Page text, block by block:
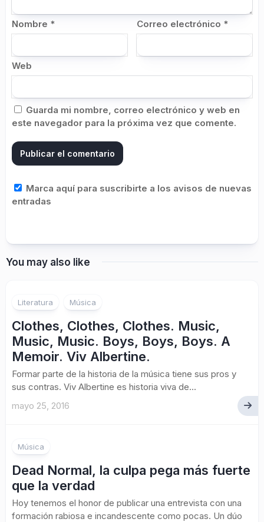
Nombre * Correo electrónico *
Web
Guarda mi nombre, correo electrónico y web en
este navegador para la próxima vez que comente.
Marca aquí para suscribirte a los avisos de nuevas
entradas
You may also like
Literatura Música
Clothes, Clothes, Clothes. Music,
Music, Music. Boys, Boys, Boys. A
Memoir. Viv Albertine.
Formar parte de la historia de la música tiene sus pros y
sus contras. Viv Albertine es historia viva de...
mayo 25, 2016
Música
Dead Normal, la culpa pega más fuerte
que la verdad
Hoy tenemos el honor de publicar una entrevista con una
formación rabiosa e incandescente como pocas. Un dúo